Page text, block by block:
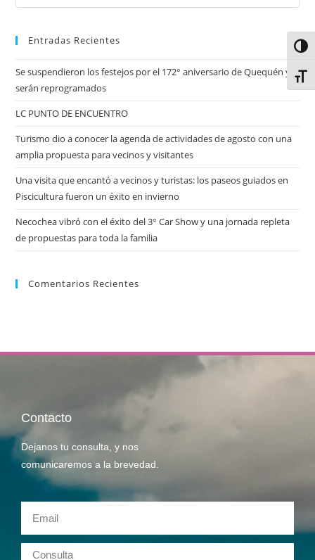
Entradas Recientes
Se suspendieron los festejos por el 172° aniversario de Quequén y
serán reprogramados
LC PUNTO DE ENCUENTRO
Turismo dio a conocer la agenda de actividades de agosto con una
amplia propuesta para vecinos y visitantes
Una visita que encantó a vecinos y turistas: los paseos guiados en
Piscicultura fueron un éxito en invierno
Necochea vibró con el éxito del 3° Car Show y una jornada repleta
de propuestas para toda la familia
Comentarios Recientes
Contacto
Dejanos tu consulta, y nos
comunicaremos a la brevedad.